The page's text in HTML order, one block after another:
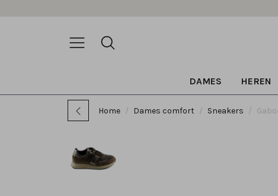
DAMES HEREN
Home Dames comfort Sneakers